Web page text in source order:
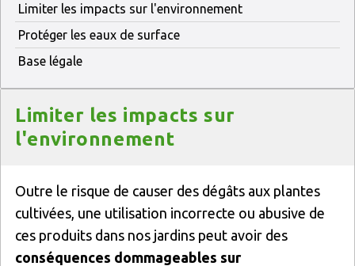
Limiter les impacts sur l'environnement
Protéger les eaux de surface
Base légale
Limiter les impacts sur
l'environnement
Outre le risque de causer des dégâts aux plantes
cultivées, une utilisation incorrecte ou abusive de
ces produits dans nos jardins peut avoir des
conséquences dommageables sur